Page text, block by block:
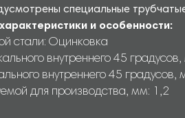
специальные
и особенности:
стали: Оцинковка
внутреннего 45
внутреннего 45 градусов,
для производства, мм: 1,2